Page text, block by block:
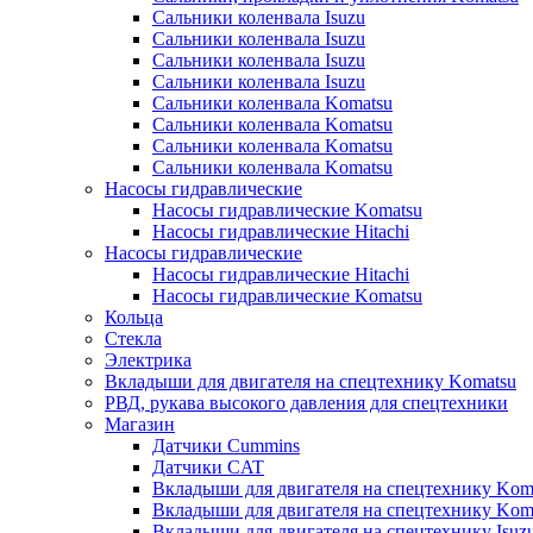
Сальники коленвала Isuzu
Сальники коленвала Isuzu
Сальники коленвала Isuzu
Сальники коленвала Isuzu
Сальники коленвала Komatsu
Сальники коленвала Komatsu
Сальники коленвала Komatsu
Сальники коленвала Komatsu
Насосы гидравлические
Насосы гидравлические Komatsu
Насосы гидравлические Hitachi
Насосы гидравлические
Насосы гидравлические Hitachi
Насосы гидравлические Komatsu
Кольца
Стекла
Электрика
Вкладыши для двигателя на спецтехнику Komatsu
РВД, рукава высокого давления для спецтехники
Магазин
Датчики Cummins
Датчики CAT
Вкладыши для двигателя на спецтехнику
Вкладыши для двигателя на спецтехнику